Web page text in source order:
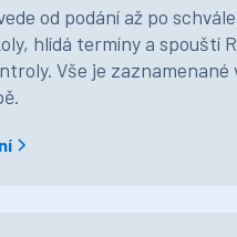
od podání až po
hlídá termíny a spouští
Vše je zaznamenané